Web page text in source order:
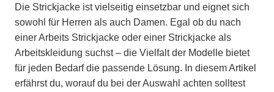
Die Strickjacke ist vielseitig einsetzbar und eignet sich
sowohl für Herren als auch Damen. Egal ob du nach
einer Arbeits Strickjacke oder einer Strickjacke als
Arbeitskleidung suchst – die Vielfalt der Modelle bietet
für jeden Bedarf die passende Lösung. In diesem Artikel
erfährst du, worauf du bei der Auswahl achten solltest